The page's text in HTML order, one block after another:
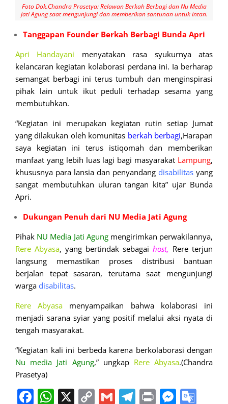
Foto Dok.Chandra Prasetya: Relawan Berkah Berbagi dan Nu Media
Jati Agung saat mengunjungi dan memberikan santunan untuk Intan.
Tanggapan Founder Berkah Berbagi Bunda Apri
Apri Handayani menyatakan rasa syukurnya atas
kelancaran kegiatan kolaborasi perdana ini. Ia berharap
semangat berbagi ini terus tumbuh dan menginspirasi
pihak lain untuk ikut peduli terhadap sesama yang
membutuhkan.
“Kegiatan ini merupakan kegiatan rutin setiap Jumat
yang dilakukan oleh komunitas berkah berbagi,Harapan
saya kegiatan ini terus istiqomah dan memberikan
manfaat yang lebih luas lagi bagi masyarakat Lampung,
khususnya para lansia dan penyandang disabilitas yang
sangat membutuhkan uluran tangan kita” ujar Bunda
Apri.
Dukungan Penuh dari NU Media Jati Agung
Pihak NU Media Jati Agungmengirimkan perwakilannya,
Rere Abyasa, yang bertindak sebagai host, Rere terjun
langsung memastikan proses distribusi bantuan
berjalan tepat sasaran, terutama saat mengunjungi
warga disabilitas.
Rere Abyasa menyampaikan bahwa kolaborasi ini
menjadi sarana syiar yang positif melalui aksi nyata di
tengah masyarakat.
“Kegiatan kali ini berbeda karena berkolaborasi dengan
Nu media Jati Agung,” ungkap Rere Abyasa.(Chandra
Prasetya)
Facebook
WhatsApp
X CopyGmailTelegram
Print